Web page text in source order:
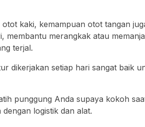
kaki, kemampuan otot tangan
membantu merangkak atau
terjal.
dikerjakan setiap hari sangat baik
punggung Anda supaya kokoh
logistik dan alat.